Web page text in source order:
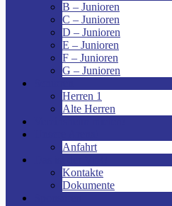
B – Junioren
C – Junioren
D – Junioren
E – Junioren
F – Junioren
G – Junioren
Herren 1
Alte Herren
Anfahrt
Kontakte
Dokumente